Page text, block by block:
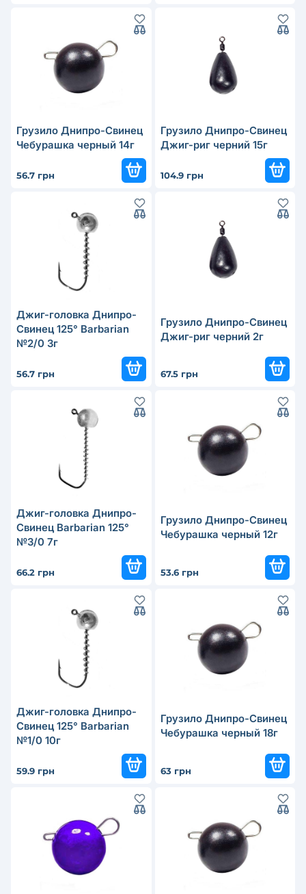
Грузило Днипро-Свинец
Чебурашка черный 14г
56.7 грн
Грузило Днипро-Свинец
Джиг-риг черний 15г
104.9 грн
Джиг-головка Днипро-
Свинец 125° Barbarian
№2/0 3г
56.7 грн
Грузило Днипро-Свинец
Джиг-риг черний 2г
67.5 грн
Джиг-головка Днипро-
Свинец Barbarian 125°
№3/0 7г
66.2 грн
Грузило Днипро-Свинец
Чебурашка черный 12г
53.6 грн
Джиг-головка Днипро-
Свинец 125° Barbarian
№1/0 10г
59.9 грн
Грузило Днипро-Свинец
Чебурашка черный 18г
63 грн